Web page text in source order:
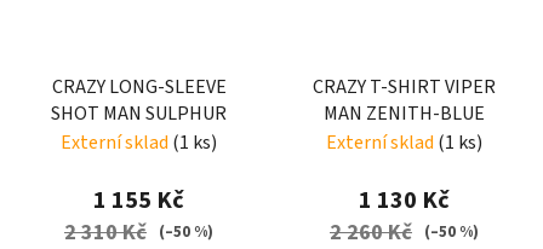
CRAZY LONG-SLEEVE
SHOT MAN SULPHUR
Externí sklad (1 ks)
1 155 Kč
2 310 Kč (–50 %)
CRAZY T-SHIRT VIPER
MAN ZENITH-BLUE
Externí sklad (1 ks)
1 130 Kč
2 260 Kč (–50 %)